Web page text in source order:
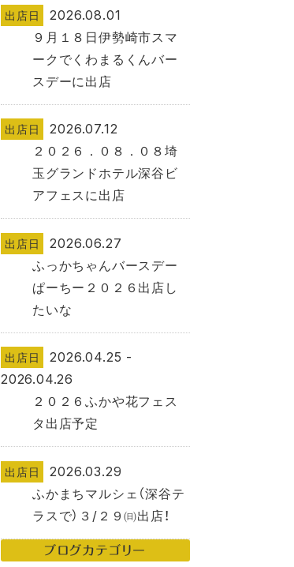
出店日
2026.08.01
９月１８日伊勢崎市スマ
ークでくわまるくんバー
スデーに出店
出店日
2026.07.12
２０２６．０８．０８埼
玉グランドホテル深谷ビ
アフェスに出店
出店日
2026.06.27
ふっかちゃんバースデー
ぱーちー２０２６出店し
たいな
出店日
2026.04.25 -
2026.04.26
２０２６ふかや花フェス
タ出店予定
出店日
2026.03.29
ふかまちマルシェ（深谷テ
ラスで）３/２９㈰出店！
ブログカテゴリー